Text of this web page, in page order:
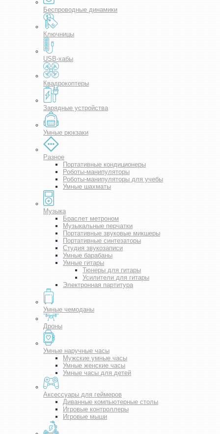
Беспроводные динамики
Ключницы
USB-хабы
Квадрокоптеры
Зарядные устройства
Умные рюкзаки
Разное
Портативные кондиционеры
Роботы-манипуляторы
Роботы-манипуляторы для учебы
Умные шахматы
Музыка
Браслет метроном
Музыкальные перчатки
Портативные звуковые микшеры
Портативные синтезаторы
Студия звукозаписи
Умные барабаны
Умные гитары
Тюнеры для гитары
Усилители для гитары
Электронная партитура
Умные чемоданы
Дроны
Умные наручные часы
Мужские умные часы
Умные женские часы
Умные часы для детей
Аксессуары для геймеров
Диванные компьютерные столы
Игровые контроллеры
Игровые мыши